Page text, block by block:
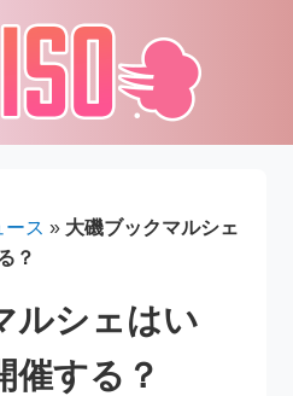
ース » 大磯ブックマルシェ
？
ルシェはい
催する？